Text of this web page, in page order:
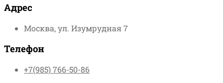
Адрес
Москва, ул. Изумрудная 7
Телефон
+7(985) 766-50-86